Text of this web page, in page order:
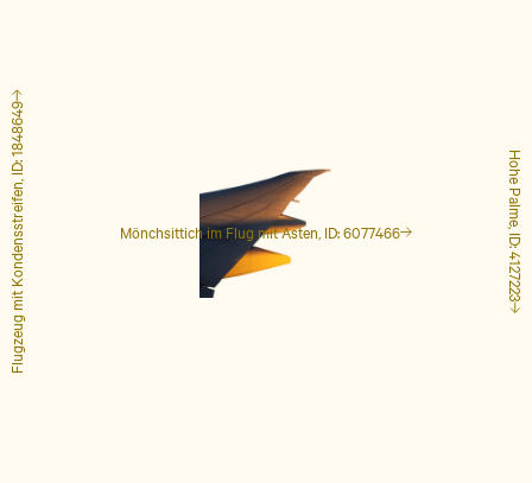
Mönchsittich im Flug mit Ästen, ID: 6077466 Hohe Palme, ID: 4127223
Flugzeug mit Kondensstreifen, ID: 1848649